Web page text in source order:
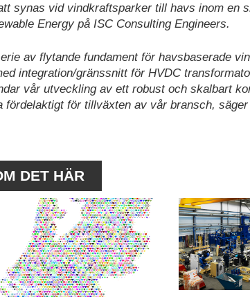
synas vid vindkraftsparker till havs inom en
Energy på ISC Consulting Engineers.
av flytande fundament för havsbaserade
integration/gränssnitt för HVDC
vår utveckling av ett robust och skalbart
för tillväxten av vår bransch,
DET HÄR